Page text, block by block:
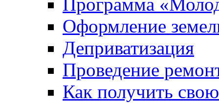
Программа
Оформление
Деприватизация
Проведение
Как получить